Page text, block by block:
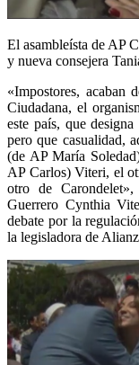
El asambleísta de AP
y nueva consejera
«Impostores, acaban
Ciudadana, el
este país, que
pero que casualidad,
(de AP María
AP Carlos) Viteri, el
otro de
Guerrero Cynthia
debate por la
la legisladora de